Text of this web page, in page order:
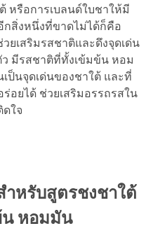
หรือการเบลนด์ใบชาให้มี
สิ่งหนึ่งที่ขาดไม่ได้ก็คือ
ยเสริมรสชาติและดึงจุดเด่น
มีรสชาติที่ทั้งเข้มข้น หอม
ป็นจุดเด่นของชาใต้ และที่
อยได้ ช่วยเสริมอรรถรสใน
ใจ
ำหรับสูตรชงชาใต้
น หอมมัน